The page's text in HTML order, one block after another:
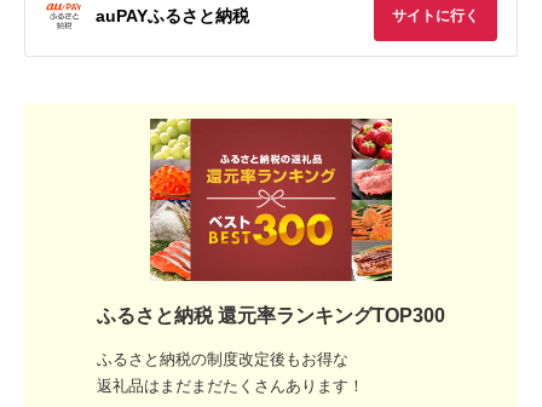
auPAYふるさと納税 サイトに行く
ふるさと納税 還元率ランキングTOP300
ふるさと納税の制度改定後もお得な
返礼品はまだまだたくさんあります！